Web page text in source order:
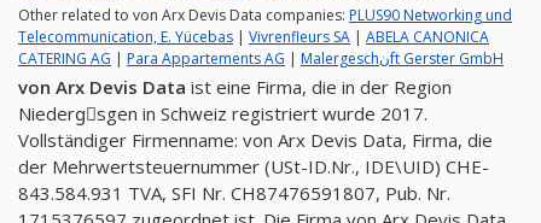
Other related to von Arx Devis Data companies: PLUS90 Networking und
Telecommunication, E. Yücebas | Vivrenfleurs SA | ABELA CANONICA
CATERING AG | Para Appartements AG | Malergeschنft Gerster GmbH
von Arx Devis Data ist eine Firma, die in der Region
Niedergِsgen in Schweiz registriert wurde 2017.
Vollständiger Firmenname: von Arx Devis Data, Firma, die
der Mehrwertsteuernummer (USt-ID.Nr., IDE\UID) CHE-
843.584.931 TVA, SFI Nr. CH87476591807, Pub. Nr.